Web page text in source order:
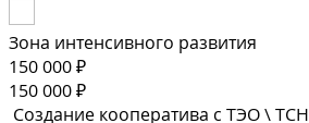
Зона интенсивного развития
150 000 ₽
150 000 ₽
Создание кооператива с ТЭО \